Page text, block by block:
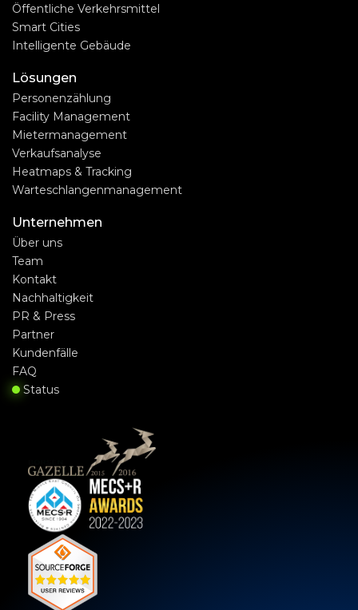
Öffentliche Verkehrsmittel
Smart Cities
Intelligente Gebäude
Lösungen
Personenzählung
Facility Management
Mietermanagement
Verkaufsanalyse
Heatmaps & Tracking
Warteschlangenmanagement
Unternehmen
Über uns
Team
Kontakt
Nachhaltigkeit
PR & Press
Partner
Kundenfälle
FAQ
Status